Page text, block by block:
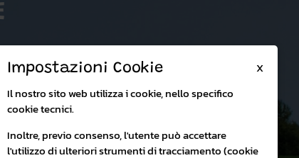
X
Impostazioni Cookie
Il nostro sito web utilizza i cookie, nello specifico
cookie tecnici.
Inoltre, previo consenso, l'utente può accettare
l'utilizzo di ulteriori strumenti di tracciamento (cookie